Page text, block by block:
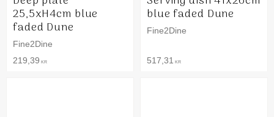
25,5xH4cm blue
faded Dune
Fine2Dine
219,39 KR
blue faded Dune
Fine2Dine
517,31 KR